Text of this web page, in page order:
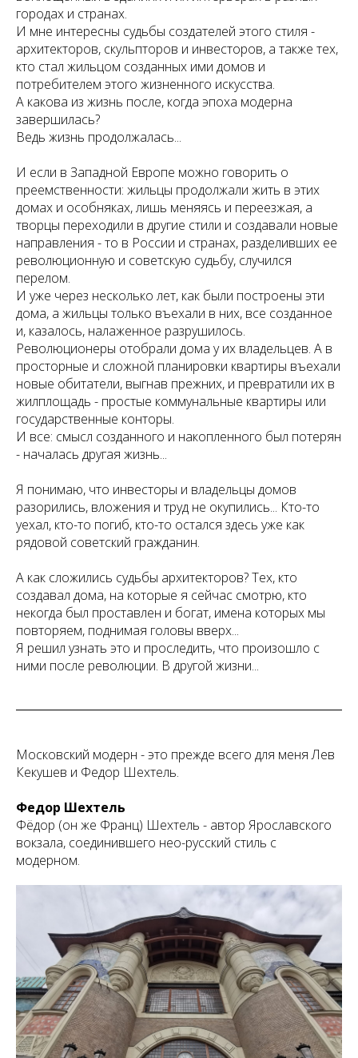
городах и странах.
И мне интересны судьбы создателей этого стиля -
архитекторов, скульпторов и инвесторов, а также тех,
кто стал жильцом созданных ими домов и
потребителем этого жизненного искусства.
А какова из жизнь после, когда эпоха модерна
завершилась?
Ведь жизнь продолжалась...
И если в Западной Европе можно говорить о
преемственности: жильцы продолжали жить в этих
домах и особняках, лишь меняясь и переезжая, а
творцы переходили в другие стили и создавали новые
направления - то в России и странах, разделивших ее
революционную и советскую судьбу, случился
перелом.
И уже через несколько лет, как были построены эти
дома, а жильцы только въехали в них, все созданное
и, казалось, налаженное разрушилось.
Революционеры отобрали дома у их владельцев. А в
просторные и сложной планировки квартиры въехали
новые обитатели, выгнав прежних, и превратили их в
жилплощадь - простые коммунальные квартиры или
государственные конторы.
И все: смысл созданного и накопленного был потерян
- началась другая жизнь...
Я понимаю, что инвесторы и владельцы домов
разорились, вложения и труд не окупились... Кто-то
уехал, кто-то погиб, кто-то остался здесь уже как
рядовой советский гражданин.
А как сложились судьбы архитекторов? Тех, кто
создавал дома, на которые я сейчас смотрю, кто
некогда был проставлен и богат, имена которых мы
повторяем, поднимая головы вверх...
Я решил узнать это и проследить, что произошло с
ними после революции. В другой жизни...
Московский модерн - это прежде всего для меня Лев
Кекушев и Федор Шехтель.
Федор Шехтель
Фёдор (он же Франц) Шехтель - автор Ярославского
вокзала, соединившего нео-русский стиль с
модерном.